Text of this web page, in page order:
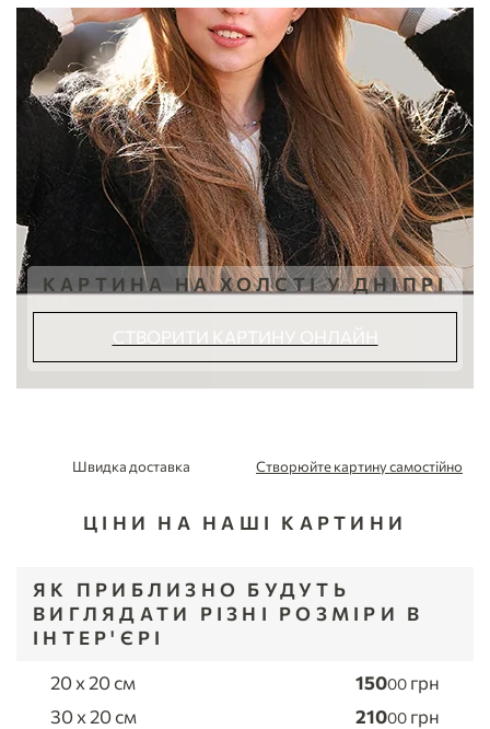
КАРТИНА НА ХОЛСТІ У ДНІПРІ
СТВОРИТИ КАРТИНУ ОНЛАЙН
Швидка доставка Створюйте картину самостійно
ЦІНИ НА НАШІ КАРТИНИ
ЯК ПРИБЛИЗНО БУДУТЬ
ВИГЛЯДАТИ РІЗНІ РОЗМІРИ В
ІНТЕР'ЄРІ
20 x 20 см
15000 грн
30 x 20 см
21000 грн